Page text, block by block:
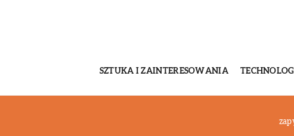
SZTUKA I ZAINTERESOWANIA